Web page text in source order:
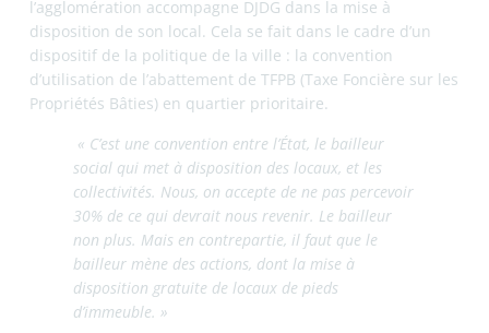
L’agglomération valorise particulièrement les associations
qui collaborent avec plusieurs communes et avec d’autres
acteurs associatifs.
« Ça fait partie de nos critères. On les amène à
travailler avec des acteurs sur d’autres communes
que là où est leur siège, et avec d’autres publics.
Ça permet d’élargir la portée de l’association. »
CE QUI MOTIVE HÉLÈNE
Au cœur de son engagement : la participation des
habitants.